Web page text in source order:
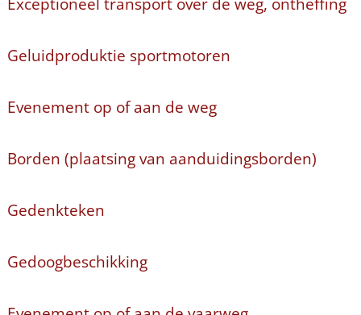
Geluidproduktie sportmotoren
Evenement op of aan de weg
Borden (plaatsing van aanduidingsborden)
Gedenkteken
Gedoogbeschikking